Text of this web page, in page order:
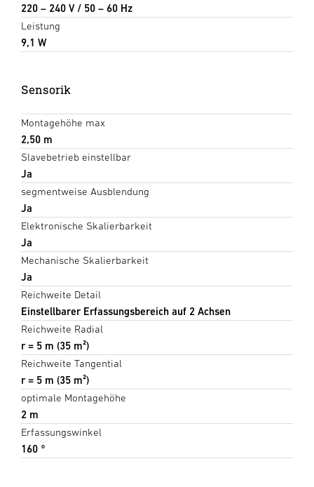
220 – 240 V / 50 – 60 Hz
Leistung
9,1 W
Sensorik
Montagehöhe max
2,50 m
Slavebetrieb einstellbar
Ja
segmentweise Ausblendung
Ja
Elektronische Skalierbarkeit
Ja
Mechanische Skalierbarkeit
Ja
Reichweite Detail
Einstellbarer Erfassungsbereich auf 2 Achsen
Reichweite Radial
r = 5 m (35 m²)
Reichweite Tangential
r = 5 m (35 m²)
optimale Montagehöhe
2 m
Erfassungswinkel
160 °